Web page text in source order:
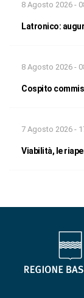
8 Agosto 2026 -
Latronico:
8 Agosto 2026 -
Cospito
7 Agosto 2026 -
Viabilità, le